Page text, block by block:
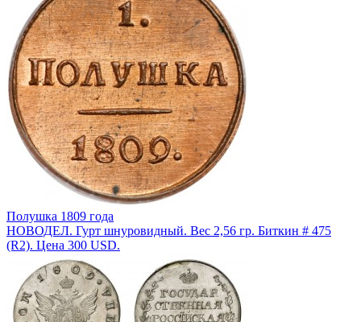
Полушка 1809 года
НОВОДЕЛ. Гурт шнуровидный. Вес 2,56 гр. Биткин # 475
(R2). Цена 300 USD.